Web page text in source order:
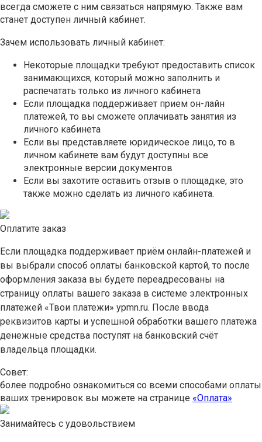
всегда сможете с ним связаться напрямую. Также вам
станет доступен личный кабинет.
Зачем использовать личный кабинет:
Некоторые площадки требуют предоставить список
занимающихся, который можно заполнить и
распечатать только из личного кабинета
Если площадка поддерживает прием он-лайн
платежей, то вы сможете оплачивать занятия из
личного кабинета
Если вы представляете юридическое лицо, то в
личном кабинете вам будут доступны все
электронные версии документов
Если вы захотите оставить отзыв о площадке, это
также можно сделать из личного кабинета.
Оплатите заказ
Если площадка поддерживает приём онлайн-платежей и
вы выбрали способ оплаты банковской картой, то после
оформления заказа вы будете переадресованы на
страницу оплаты вашего заказа в системе электронных
платежей «Твои платежи» ypmn.ru. После ввода
реквизитов карты и успешной обработки вашего платежа
денежные средства поступят на банковский счёт
владельца площадки.
Совет:
более подробно ознакомиться со всеми способами оплаты
ваших тренировок вы можете на странице «Оплата»
Занимайтесь с удовольствием